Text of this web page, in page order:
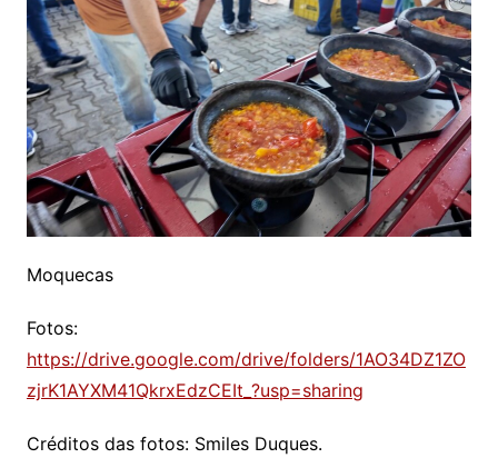
Moquecas
Fotos:
https://drive.google.com/drive/folders/1AO34DZ1ZO
zjrK1AYXM41QkrxEdzCEIt_?usp=sharing
Créditos das fotos: Smiles Duques.